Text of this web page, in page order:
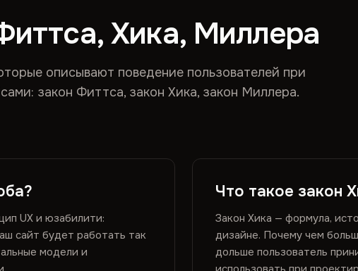
Хика, Миллера
описывают поведение пользователей при
закон Фиттса, закон Хика, закон Миллера.
UX и юзабилити:
сайт будет работать так
модели и
Что такое закон
Закон Хика — формула,
дизайне. Почему чем
дольше пользователь